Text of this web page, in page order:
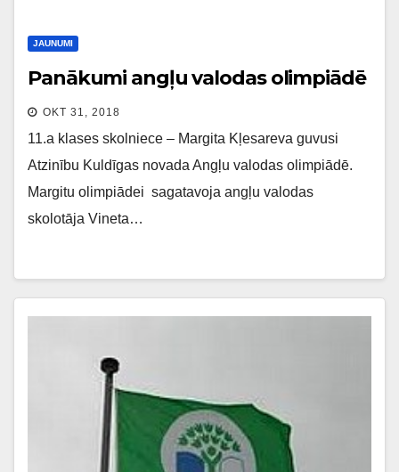
JAUNUMI
Panākumi angļu valodas olimpiādē
OKT 31, 2018
11.a klases skolniece – Margita Kļesareva guvusi
Atzinību Kuldīgas novada Angļu valodas olimpiādē.
Margitu olimpiādei sagatavoja angļu valodas
skolotāja Vineta…